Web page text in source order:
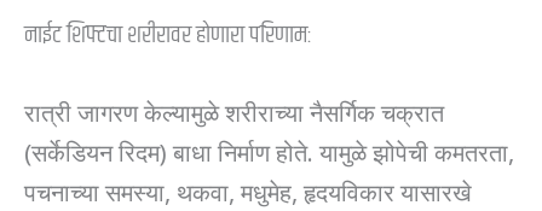
नाईट शिफ्टचा शरीरावर होणारा परिणाम:
रात्री जागरण केल्यामुळे शरीराच्या नैसर्गिक चक्रात
(सर्केडियन रिदम) बाधा निर्माण होते. यामुळे झोपेची कमतरता,
पचनाच्या समस्या, थकवा, मधुमेह, हृदयविकार यासारखे